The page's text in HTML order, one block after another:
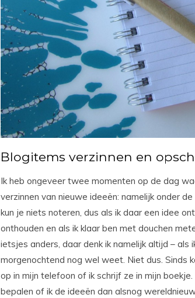
Blogitems verzinnen en
Ik heb ongeveer twee momenten op de dag
verzinnen van nieuwe ideeën: namelijk onder
kun je niets noteren, dus als ik daar een idee
onthouden en als ik klaar ben met douchen
ietsjes anders, daar denk ik namelijk altijd – als
morgenochtend nog wel weet. Niet dus. Sinds
op in mijn telefoon of ik schrijf ze in mijn
bepalen of ik de ideeën dan alsnog